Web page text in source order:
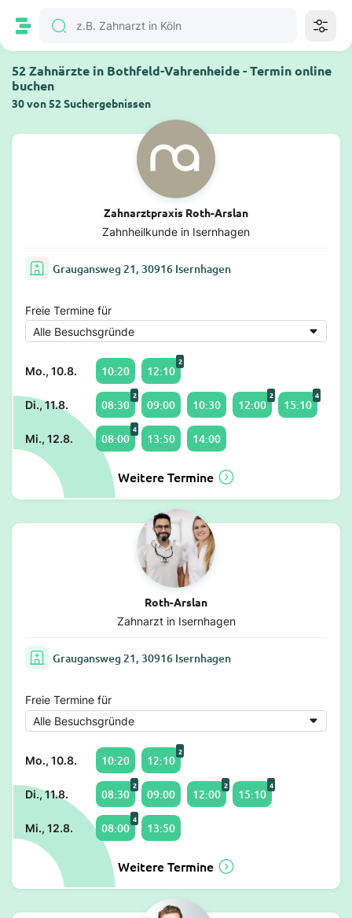
52 Zahnärzte in Bothfeld-Vahrenheide - Termin online
buchen
30 von 52 Suchergebnissen
Zahnarztpraxis Roth-Arslan
Zahnheilkunde in Isernhagen
Graugansweg 21, 30916 Isernhagen
Freie Termine für
Mo., 10.8. 10:20 12:10
2
Di., 11.8. 08:30
2
09:00 10:30 12:00
2
15:10
4
Mi., 12.8. 08:00
4
13:50 14:00
Weitere Termine
Roth-Arslan
Zahnarzt in Isernhagen
Graugansweg 21, 30916 Isernhagen
Freie Termine für
Mo., 10.8. 10:20 12:10
2
Di., 11.8. 08:30
2
09:00 12:00
2
15:10
4
Mi., 12.8. 08:00
4
13:50
Weitere Termine